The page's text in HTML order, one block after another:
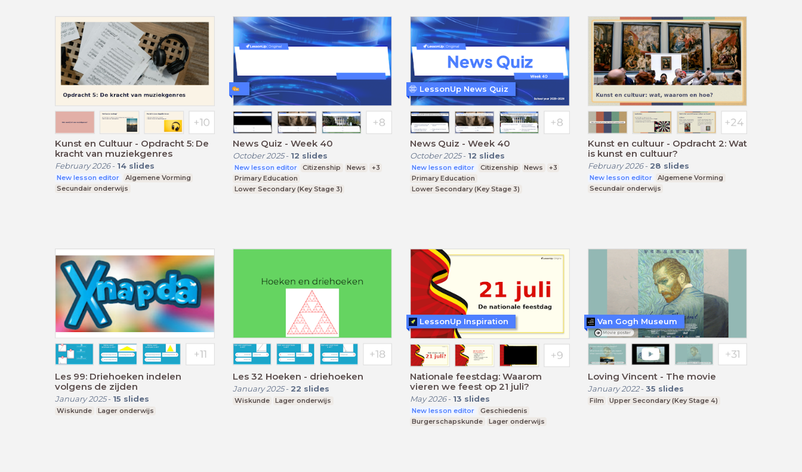
Kunst en Cultuur - Opdracht 5: De
kracht van muziekgenres
February 2026- 14 slides
New lesson editor
Algemene Vorming
Secundair onderwijs
News Quiz - Week 40
October 2025- 12 slides
New lesson editor Citizenship News
+3
Primary Education
Lower Secondary (Key Stage 3)
News Quiz - Week 40
October 2025- 12 slides
New lesson editor Citizenship News
+3
Primary Education
Lower Secondary (Key Stage 3)
LessonUp News Quiz
Kunst en cultuur - Opdracht 2: Wat
is kunst en cultuur?
February 2026- 28 slides
New lesson editor
Algemene Vorming
Secundair onderwijs
Les 99: Driehoeken indelen
volgens de zijden
January 2025- 15 slides
Wiskunde Lager onderwijs
Les 32 Hoeken - driehoeken
January 2025- 22 slides
Wiskunde Lager onderwijs
Nationale feestdag: Waarom
vieren we feest op 21 juli?
May 2026- 13 slides
New lesson editor
Geschiedenis
Burgerschapskunde
Lager onderwijs
LessonUp Inspiration
Loving Vincent - The movie
January 2022- 35 slides
Film Upper Secondary (Key Stage 4)
Van Gogh Museum